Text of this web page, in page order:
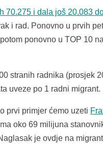
70.275 i dala još 20.083
i rad. Ponovno u prvih
ponovno u TOP 10
stranih radnika (prosjek
uveze po 1 radni migrant.
prvi primjer ćemo uzeti
oko 69 milijuna
je ovdje na